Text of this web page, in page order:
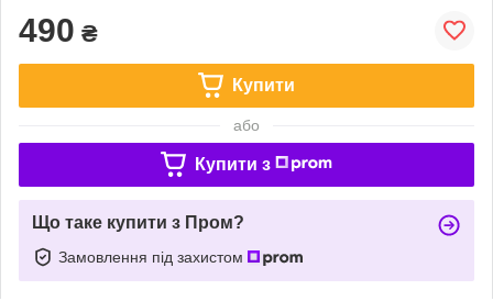
490 ₴
Купити
або
Купити з
Що таке купити з Пром?
Замовлення під захистом